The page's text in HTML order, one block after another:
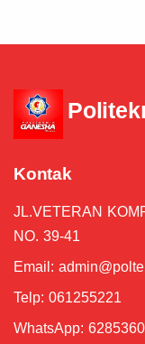
Reset
05:17
Kontak
JL.VETERAN
NO. 39-41
Email:
Telp: 061255221
WhatsApp: